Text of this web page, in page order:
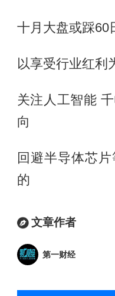
十月大盘或踩60
以享受行业红利
关注人工智能
向
回避半导体芯
的
文章作者
第一财经